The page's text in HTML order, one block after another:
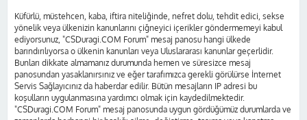
Küfürlü, müstehcen, kaba, iftira niteliğinde, nefret dolu, tehdit edici, sekse
yönelik veya ülkenizin kanunlarını çiğneyici içerikler göndermemeyi kabul
ediyorsunuz, "CSDuragi.COM Forum" mesaj panosu hangi ülkede
barındırılıyorsa o ülkenin kanunları veya Uluslararası kanunlar geçerlidir.
Bunları dikkate almamanız durumunda hemen ve süresizce mesaj
panosundan yasaklanırsınız ve eğer tarafımızca gerekli görülürse İnternet
Servis Sağlayıcınız da haberdar edilir. Bütün mesajların IP adresi bu
koşulların uygulanmasına yardımcı olmak için kaydedilmektedir.
"CSDuragi.COM Forum" mesaj panosunda uygun gördüğümüz durumlarda ve